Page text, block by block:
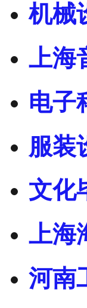
机械
上海
电子
服装
文化
上海
河南